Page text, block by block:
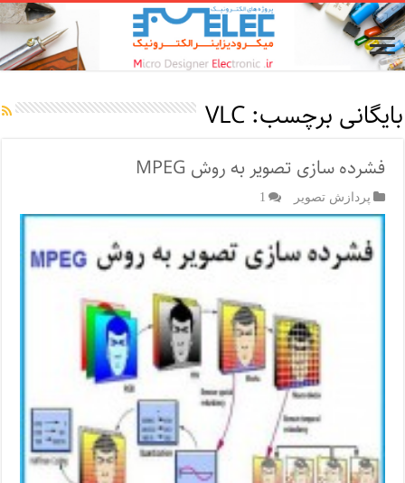
بایگانی برچسب:VLC
فشرده سازی تصوير به روش MPEG
پردازش تصویر 1